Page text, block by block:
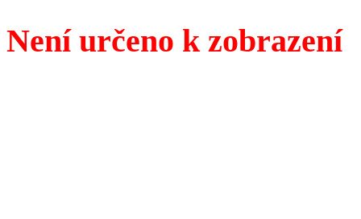
Není určeno k zobrazení